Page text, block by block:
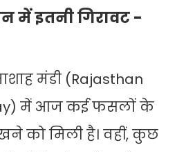
में इतनी गिरावट -
मंडी (Rajasthan
में आज कई फसलों के
को मिली है। वहीं, कुछ